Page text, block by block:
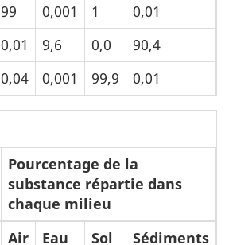
99 0,001 1
0,01
0,01 9,6 0,0
90,4
0,04 0,001 99,9 0,01
Pourcentage de la
substance répartie dans
chaque milieu
Air Eau Sol
Sédiments